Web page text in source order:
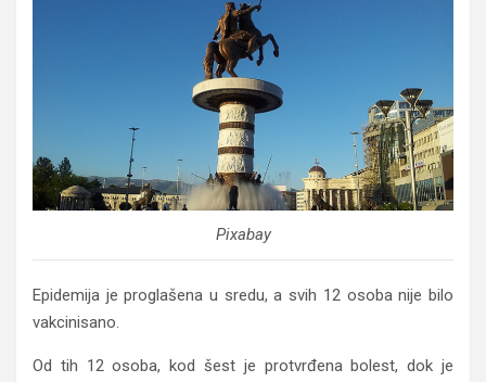
Pixabay
Epidemija je proglašena u sredu, a svih 12 osoba nije bilo
vakcinisano.
Od tih 12 osoba, kod šest je protvrđena bolest, dok je